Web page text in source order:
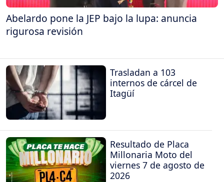
Abelardo pone la JEP bajo la lupa: anuncia
rigurosa revisión
Trasladan a 103
internos de cárcel de
Itagüí
Resultado de Placa
Millonaria Moto del
viernes 7 de agosto de
2026